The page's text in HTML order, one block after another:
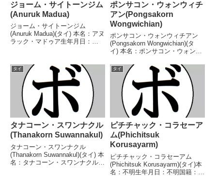
ジョーム・サイトーンジム
(Anuruk Madua)
ジョーム・サイトーンジム
(Anuruk Madua)(タイ) 本名：アヌ
ラック・マドゥア生年月日：
タイトル】なし 【戦歴】
2017/06/18 ●5RTKO 小野...
ポンサコン・ウォンウィチ
アン(Pongsakorn
Wongwichian)
ポンサコン・ウォンウィチアン
(Pongsakorn Wongwichian)(タ
イ) 本名：ポンサコン・ウォンウ
イ戦績：8戦6勝(2KO)2敗 【獲得
タイトル】なし 【戦歴】
2023/11/25 ○1RTKO ...
タイ
タナコーン・スワンナクル
(Thanakorn Suwannakul)
タナコーン・スワンナクル
(Thanakorn Suwannakul)(タイ) 本
名：タナコーン・スワンナクル生
タイ
ピチチャック・コラセーア
ム(Phichitsuk
Korusayarm)
ピチチャック・コラセーアム
(Phichitsuk Korusayarm)(タイ)本
名：不明生年月日：不明国籍：タ